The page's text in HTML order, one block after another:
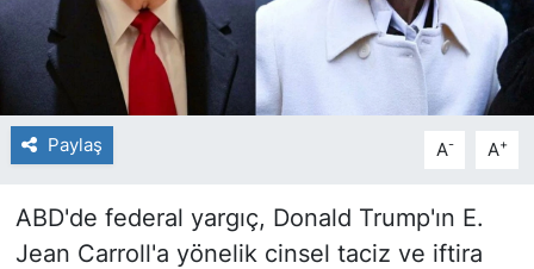
Paylaş A- A+
ABD'de federal yargıç, Donald Trump'ın E.
Jean Carroll'a yönelik cinsel taciz ve iftira